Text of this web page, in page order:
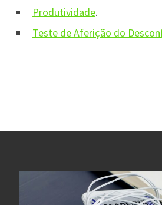
Produtividade.
Teste de Aferição do